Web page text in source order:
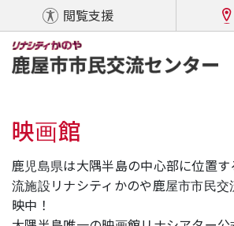
閲覧支援
鹿児島県は大隅半島の中心部に位置
流施設リナシティかのや鹿屋市市民交
映中！
映画館